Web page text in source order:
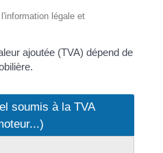
légale et
ajoutée (TVA) dépend de
soumis à la TVA